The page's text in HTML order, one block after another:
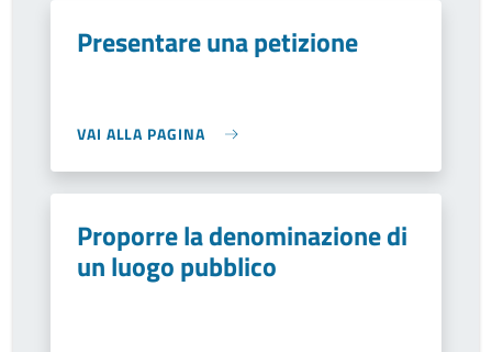
Presentare una petizione
VAI ALLA PAGINA
Proporre la denominazione di
un luogo pubblico